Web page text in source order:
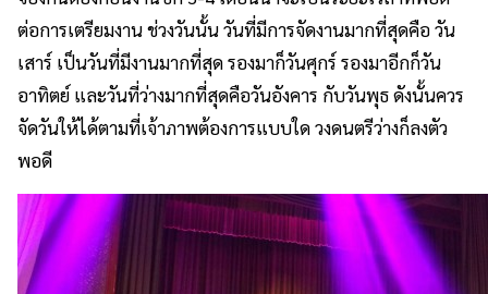
ต่อการเตรียมงาน ช่วงวันนั้น วันที่มีการจัดงานมากที่สุดคือ วัน
เสาร์ เป็นวันที่มีงานมากที่สุด รองมาก็วันศุกร์ รองมาอีกก็วัน
อาทิตย์ และวันที่ว่างมากที่สุดคือวันอังคาร กับวันพุธ ดังนั้นควร
จัดวันให้ได้ตามที่เจ้าภาพต้องการแบบใด วงดนตรีว่างก็ลงตัว
พอดี